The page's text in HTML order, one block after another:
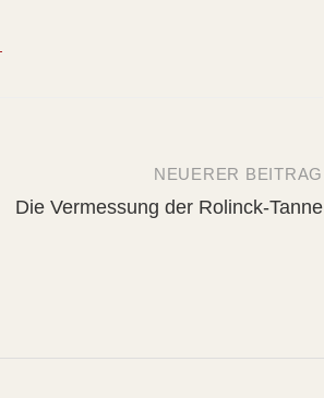
NEUERER BEITRAG
Die Vermessung der Rolinck-Tanne